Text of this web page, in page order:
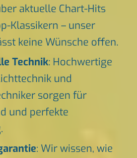
aktuelle Chart-Hits
Klassikern – unser
keine Wünsche offen.
Technik: Hochwertige
und
sorgen für
und perfekte
: Wir wissen, wie